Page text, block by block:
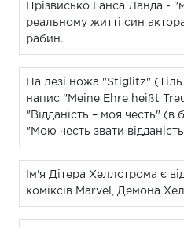
Прізвисько Ганса Ланда -
реальному житті син
рабин.
На лезі ножа "Stiglitz"
напис "Meine Ehre heißt
"Відданість – моя честь" (в
"Мою честь звати
Ім'я Дітера Хеллстрома є
коміксів Marvel, Демона